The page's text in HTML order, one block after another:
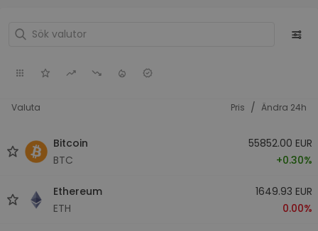
Valuta Pris / Ändra 24h
Bitcoin
BTC
55852.00 EUR
+0.30%
Ethereum
ETH
1649.93 EUR
0.00%